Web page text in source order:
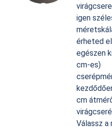
igen
érheted
egészen
cm-es)
cm
Válassz a